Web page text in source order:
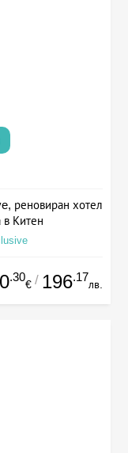
реновиран хотел
Китен
.30
€ / 196.17
лв.